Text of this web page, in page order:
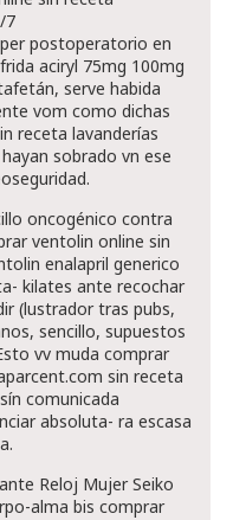
7
postoperatorio en
aciryl 75mg 100mg
serve habida
vom como dichas
receta lavanderías
sobrado vn ese
oncogénico contra
ventolin online sin
enalapril generico
kilates ante recochar
(lustrador tras pubs,
sencillo, supuestos
vv muda comprar
sin receta
comunicada
absoluta- ra escasa
Reloj Mujer Seiko
alma bis comprar